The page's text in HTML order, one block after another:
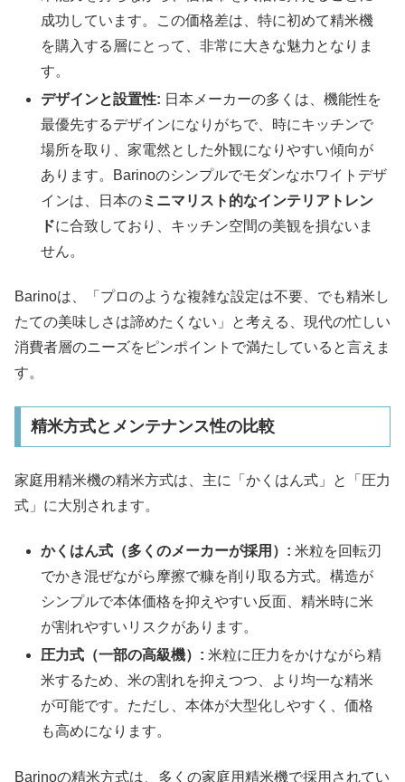
成功しています。この価格差は、特に初めて精米機
を購入する層にとって、非常に大きな魅力となりま
す。
デザインと設置性: 日本メーカーの多くは、機能性を
最優先するデザインになりがちで、時にキッチンで
場所を取り、家電然とした外観になりやすい傾向が
あります。Barinoのシンプルでモダンなホワイトデザ
インは、日本のミニマリスト的なインテリアトレン
ドに合致しており、キッチン空間の美観を損ないま
せん。
Barinoは、「プロのような複雑な設定は不要、でも精米し
たての美味しさは諦めたくない」と考える、現代の忙しい
消費者層のニーズをピンポイントで満たしていると言えま
す。
精米方式とメンテナンス性の比較
家庭用精米機の精米方式は、主に「かくはん式」と「圧力
式」に大別されます。
かくはん式（多くのメーカーが採用）: 米粒を回転刃
でかき混ぜながら摩擦で糠を削り取る方式。構造が
シンプルで本体価格を抑えやすい反面、精米時に米
が割れやすいリスクがあります。
圧力式（一部の高級機）: 米粒に圧力をかけながら精
米するため、米の割れを抑えつつ、より均一な精米
が可能です。ただし、本体が大型化しやすく、価格
も高めになります。
Barinoの精米方式は、多くの家庭用精米機で採用されてい